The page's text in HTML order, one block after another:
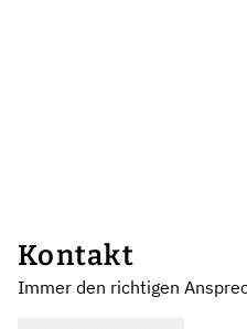
Kontakt
Immer den richtigen